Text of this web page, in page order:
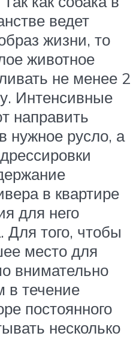
ведет
жизни, то
животное
не менее 2
Интенсивные
направить
нужное русло, а
в квартире
для него
Для того, чтобы
место для
внимательно
в течение
постоянного
несколько